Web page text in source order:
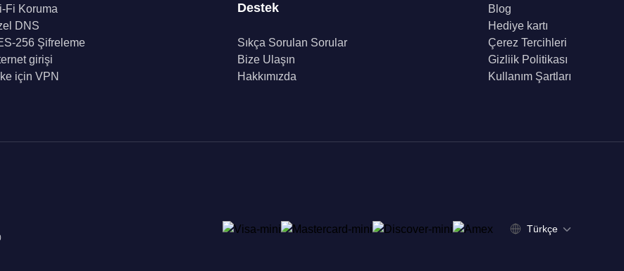
Fi Koruma
DNS
256 Şifreleme
girişi
için VPN
Destek
Sıkça Sorulan Sorular
Bize Ulaşın
Hakkımızda
Blog
Hediye kartı
Çerez Tercihleri
Gizliik Politikası
Kullanım Şartları
Türkçe